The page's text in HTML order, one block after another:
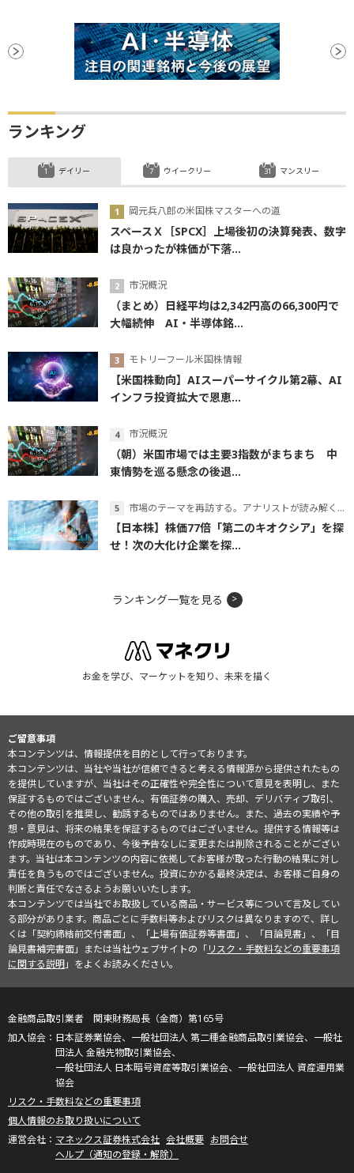
ランキング
デイリー
岡元兵八郎の米国株マスターへの道
スペースＸ［SPCX］上場後初の決算発表、数字
は良かったが株価が下落...
市況概況
（まとめ）日経平均は2,342円高の66,300円で
大幅続伸 AI・半導体銘...
モトリーフール米国株情報
【米国株動向】AIスーパーサイクル第2幕、AI
インフラ投資拡大で恩恵...
市況概況
（朝）米国市場では主要3指数がまちまち 中
東情勢を巡る懸念の後退...
市場のテーマを再訪する。アナリストが読み解くテーマの本質
【日本株】株価77倍「第二のキオクシア」を探
せ！次の大化け企業を探...
ウイークリー マンスリー
ランキング一覧を見る
お金を学び、マーケットを知り、未来を描く
ご留意事項
本コンテンツは、情報提供を目的として行っております。
本コンテンツは、当社や当社が信頼できると考える情報源から提供されたもの
を提供していますが、当社はその正確性や完全性について意見を表明し、また
保証するものではございません。有価証券の購入、売却、デリバティブ取引、
その他の取引を推奨し、勧誘するものではありません。また、過去の実績や予
想・意見は、将来の結果を保証するものではございません。提供する情報等は
作成時現在のものであり、今後予告なしに変更または削除されることがござい
ます。当社は本コンテンツの内容に依拠してお客様が取った行動の結果に対し
責任を負うものではございません。投資にかかる最終決定は、お客様ご自身の
判断と責任でなさるようお願いいたします。
本コンテンツでは当社でお取扱している商品・サービス等について言及してい
る部分があります。商品ごとに手数料等およびリスクは異なりますので、詳し
くは「契約締結前交付書面」、「上場有価証券等書面」、「目論見書」、「目
論見書補完書面」または当社ウェブサイトの「リスク・手数料などの重要事項
に関する説明」をよくお読みください。
金融商品取引業者 関東財務局長（金商）第165号
日本証券業協会、一般社団法人 第二種金融商品取引業協会、一般社
団法人 金融先物取引業協会、
一般社団法人 日本暗号資産等取引業協会、一般社団法人 資産運用業
協会
リスク・手数料などの重要事項
個人情報のお取り扱いについて
マネックス証券株式会社 会社概要 お問合せ
ヘルプ（通知の登録・解除）